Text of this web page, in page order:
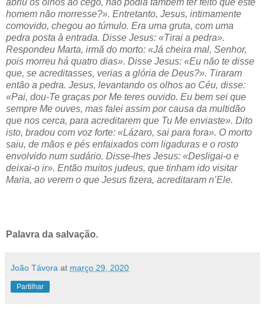
abriu os olhos ao cego, não podia também ter feito que este
homem não morresse?». Entretanto, Jesus, intimamente
comovido, chegou ao túmulo. Era uma gruta, com uma
pedra posta à entrada. Disse Jesus: «Tirai a pedra».
Respondeu Marta, irmã do morto: «Já cheira mal, Senhor,
pois morreu há quatro dias». Disse Jesus: «Eu não te disse
que, se acreditasses, verias a glória de Deus?». Tiraram
então a pedra. Jesus, levantando os olhos ao Céu, disse:
«Pai, dou-Te graças por Me teres ouvido. Eu bem sei que
sempre Me ouves, mas falei assim por causa da multidão
que nos cerca, para acreditarem que Tu Me enviaste». Dito
isto, bradou com voz forte: «Lázaro, sai para fora». O morto
saiu, de mãos e pés enfaixados com ligaduras e o rosto
envolvido num sudário. Disse-lhes Jesus: «Desligai-o e
deixai-o ir». Então muitos judeus, que tinham ido visitar
Maria, ao verem o que Jesus fizera, acreditaram n’Ele.
Palavra da salvação.
João Távora at março 29, 2020
Partilhar